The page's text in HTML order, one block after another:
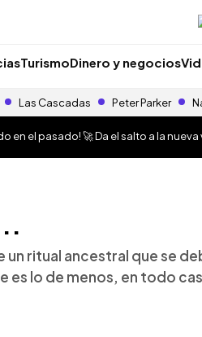
TurismoDinero y negocios
Las Cascadas Peter Parker
en el pasado! 🚀 Da el salto a la
un ritual ancestral que se
es lo de menos, en todo